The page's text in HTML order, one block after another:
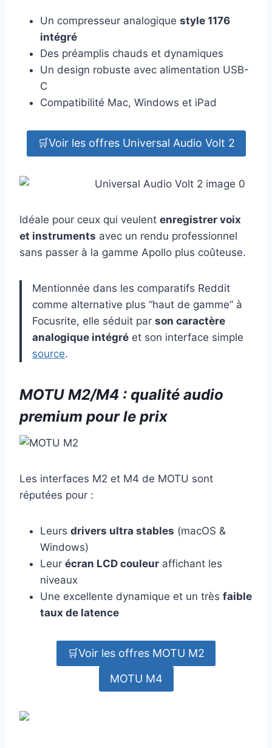
Un compresseur analogique style 1176
intégré
Des préamplis chauds et dynamiques
Un design robuste avec alimentation USB-
C
Compatibilité Mac, Windows et iPad
🛒Voir les offres Universal Audio Volt 2
Idéale pour ceux qui veulent enregistrer voix
et instruments avec un rendu professionnel
sans passer à la gamme Apollo plus coûteuse.
Mentionnée dans les comparatifs Reddit
comme alternative plus “haut de gamme” à
Focusrite, elle séduit par son caractère
analogique intégré et son interface simple
source.
MOTU M2/M4 : qualité audio
premium pour le prix
Les interfaces M2 et M4 de MOTU sont
réputées pour :
Leurs drivers ultra stables (macOS &
Windows)
Leur écran LCD couleur affichant les
niveaux
Une excellente dynamique et un très faible
taux de latence
🛒Voir les offres MOTU M2
MOTU M4